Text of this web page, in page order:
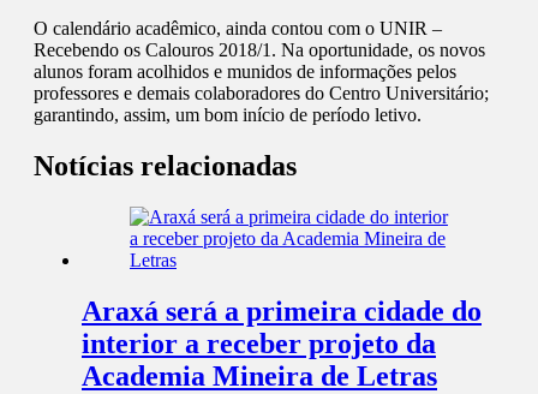
O calendário acadêmico, ainda contou com o UNIR –
Recebendo os Calouros 2018/1. Na oportunidade, os novos
alunos foram acolhidos e munidos de informações pelos
professores e demais colaboradores do Centro Universitário;
garantindo, assim, um bom início de período letivo.
Notícias relacionadas
Araxá será a primeira cidade do
interior a receber projeto da
Academia Mineira de Letras